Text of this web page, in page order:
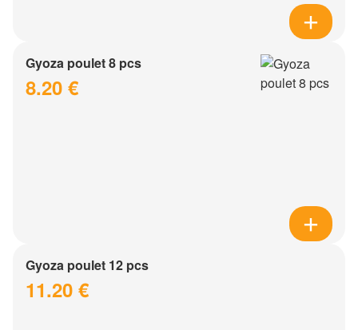
Gyoza poulet 8 pcs
8.20 €
Gyoza poulet 12 pcs
11.20 €